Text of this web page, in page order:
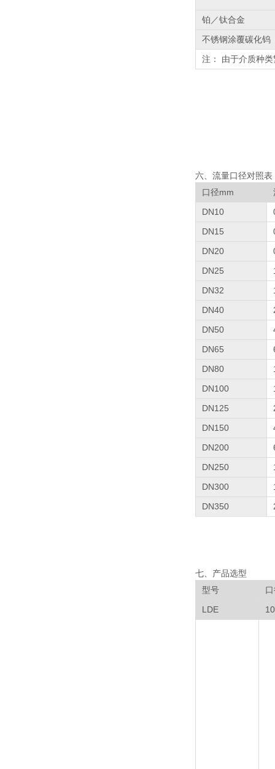
铂／钛合金
不锈钢涂覆碳化钨
注： 由于介质种
六、流量口径对照表
口径mm
DN10
DN15
DN20
DN25
DN32
DN40
DN50
DN65
DN80
DN100
DN125
DN150
DN200
DN250
DN300
DN350
七、产品选型
型号
LDE